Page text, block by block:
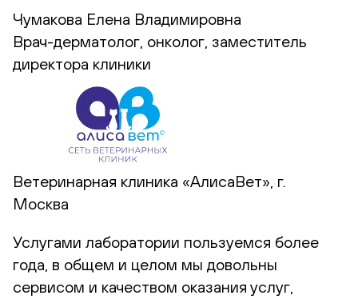
Чумакова Елена Владимировна
Врач-дерматолог, онколог, заместитель
директора клиники
Ветеринарная клиника «АлисаВет», г.
Москва
Услугами лаборатории пользуемся более
года, в общем и целом мы довольны
сервисом и качеством оказания услуг,